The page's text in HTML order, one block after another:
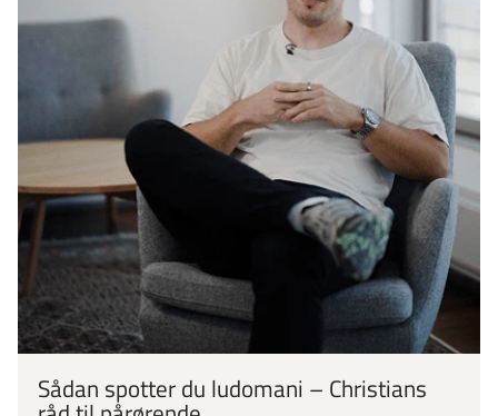
Sådan spotter du ludomani – Christians